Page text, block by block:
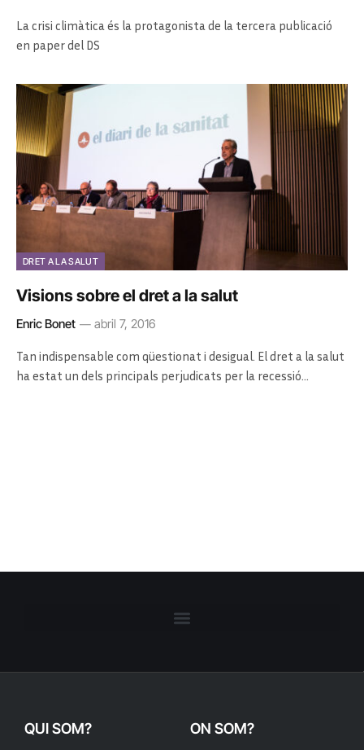
La crisi climàtica és la protagonista de la tercera publicació
en paper del DS
DRET A LA SALUT
Visions sobre el dret a la salut
Enric Bonet abril 7, 2016
Tan indispensable com qüestionat i desigual. El dret a la salut
ha estat un dels principals perjudicats per la recessió…
QUI SOM? ON SOM?